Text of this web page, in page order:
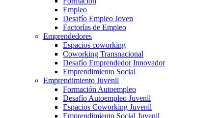
Empleo
Desafío Empleo Joven
Factorías de Empleo
Emprendedores
Espacios coworking
Coworking Transnacional
Desafío Emprendedor Innovador
Emprendimiento Social
Emprendimiento Juvenil
Formación Autoempleo
Desafío Autoempleo Juvenil
Espacios Coworking Juvenil
Emprendimiento Social Juvenil